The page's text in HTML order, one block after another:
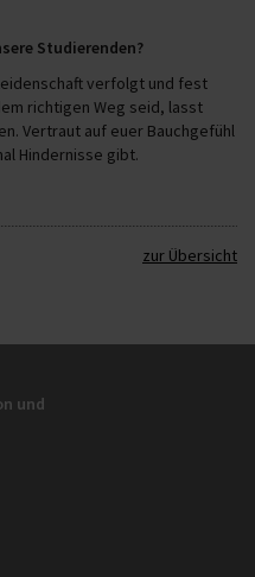
Studierenden?
verfolgt und fest
richtigen Weg seid, lasst
Vertraut auf euer Bauchgefühl
Hindernisse gibt.
zur Übersicht
und